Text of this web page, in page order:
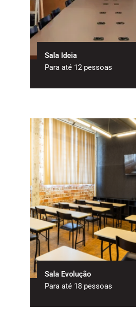
Sala Ideia
Para até 12 pessoas
Sala Evolução
Para até 18 pessoas